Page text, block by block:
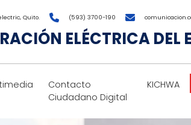
Quito. (593) 3700-190
ELÉCTRICA DEL
Contacto
Ciudadano Digital
KICHWA